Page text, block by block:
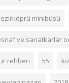
minibüsü
ve sanatkarlar
rehberi 55